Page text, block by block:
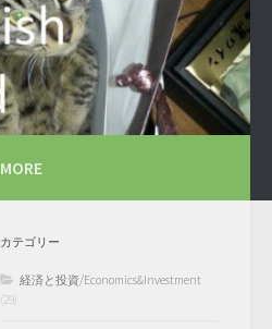
MORE
カテゴリー
経済と投資/Economics&Investment
(29)